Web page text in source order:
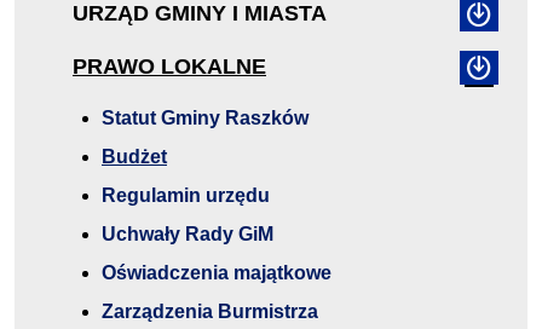
URZĄD GMINY I MIASTA
PRAWO LOKALNE
Statut Gminy Raszków
Budżet
Regulamin urzędu
Uchwały Rady GiM
Oświadczenia majątkowe
Zarządzenia Burmistrza